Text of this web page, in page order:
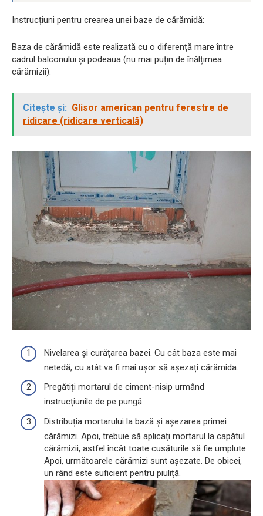
Instrucțiuni pentru crearea unei baze de cărămidă:
Baza de cărămidă este realizată cu o diferență mare între
cadrul balconului și podeaua (nu mai puțin de înălțimea
cărămizii).
Citește și: Glisor american pentru ferestre de
ridicare (ridicare verticală)
Nivelarea și curățarea bazei. Cu cât baza este mai
netedă, cu atât va fi mai ușor să așezați cărămida.
Pregătiți mortarul de ciment-nisip urmând
instrucțiunile de pe pungă.
Distribuția mortarului la bază și așezarea primei
cărămizi. Apoi, trebuie să aplicați mortarul la capătul
cărămizii, astfel încât toate cusăturile să fie umplute.
Apoi, următoarele cărămizi sunt așezate. De obicei,
un rând este suficient pentru piuliță.